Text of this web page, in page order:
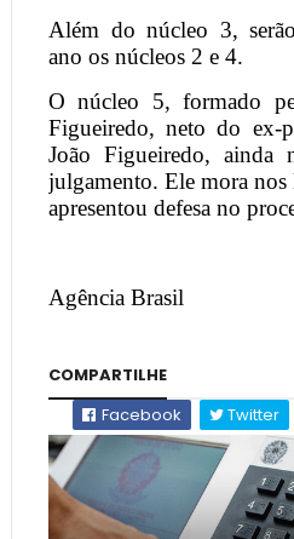
Além do núcleo 3,
ano os núcleos 2 e 4.
O núcleo 5, formado
Figueiredo, neto do ex-
João Figueiredo, ainda
julgamento. Ele mora nos
apresentou defesa no
Agência Brasil
COMPARTILHE
Facebook
Twitter